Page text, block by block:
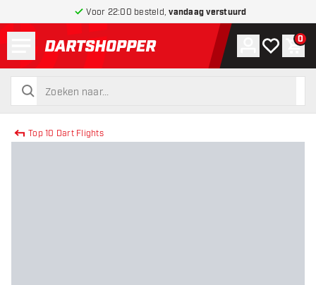
Voor 22:00 besteld,vandaag verstuurd
terug naar home pagina
zoeken
zoeken
Account
Mijn 0
Top 10 Dart Flights